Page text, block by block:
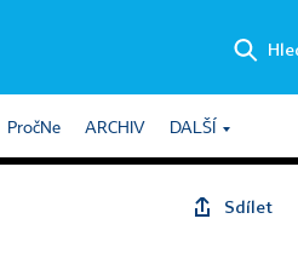
PročNe ARCHIV DALŠÍ
Sdílet